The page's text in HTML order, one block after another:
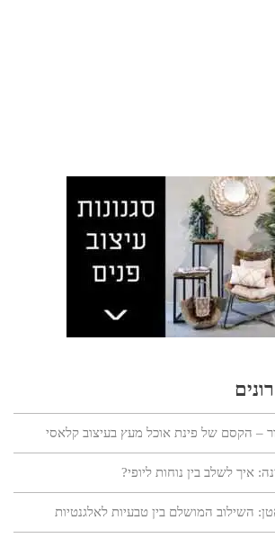
– הקסם של פינת אוכל מעץ בעיצוב קלאסי
איך לשלב בין נוחות ליופי?
השילוב המושלם בין טבעיות לאלגנטיות